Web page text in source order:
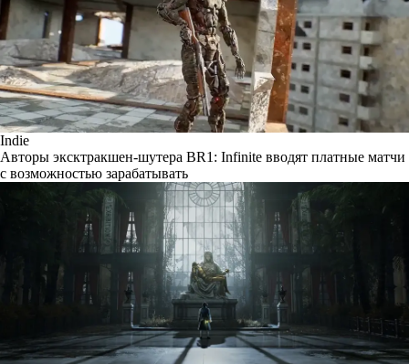
Indie
Авторы эксктракшен-шутера BR1: Infinite вводят платные матчи
с возможностью зарабатывать